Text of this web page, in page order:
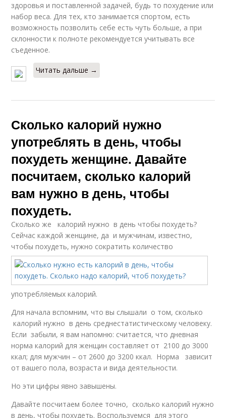
здоровья и поставленной задачей, будь то похудение или
набор веса. Для тех, кто занимается спортом, есть
возможность позволить себе есть чуть больше, а при
склонности к полноте рекомендуется учитывать все
съеденное.
Читать дальше →
Сколько калорий нужно
употреблять в день, чтобы
похудеть женщине. Давайте
посчитаем, сколько калорий
вам нужно в день, чтобы
похудеть.
Сколько же калорий нужно в день чтобы похудеть?
Сейчас каждой женщине, да и мужчинам, известно,
чтобы похудеть, нужно сократить количество
употребляемых калорий.
Для начала вспомним, что вы слышали о том, сколько
калорий нужно в день среднестатистическому человеку.
Если забыли, я вам напомню: считается, что дневная
норма калорий для женщин составляет от 2100 до 3000
ккал; для мужчин – от 2600 до 3200 ккал. Норма зависит
от вашего пола, возраста и вида деятельности.
Но эти цифры явно завышены.
Давайте посчитаем более точно, сколько калорий нужно
в день, чтобы похудеть. Воспользуемся для этого